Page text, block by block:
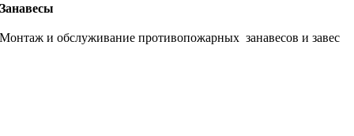
Занавесы
Монтаж и обслуживание противопожарных занавесов и завес